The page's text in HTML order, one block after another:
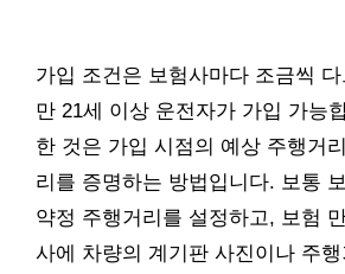
가입 조건은 보험사마다 조금씩
만 21세 이상 운전자가 가입 가능
한 것은 가입 시점의 예상 주행거
리를 증명하는 방법입니다. 보통
약정 주행거리를 설정하고, 보험
사에 차량의 계기판 사진이나 주행